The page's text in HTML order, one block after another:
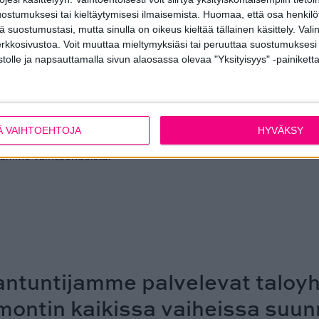
tai kieltäytymisesi ilmaisemista.
Huomaa, että osa
suostumustasi, mutta sinulla on oikeus kieltää tällainen käsittely.
Voit muuttaa mieltymyksiäsi tai peruuttaa
ja napsauttamalla sivun alaosassa olevaa "Yksityisyys" -painiketta.
VAIHTOEHTOJA HYVÄKSY
muiden yhteisten tilojen
kuuluvan Metallityö Välimäen käsialaa ja valmistetaan
rappukäytävän ikkunat ja savunpoistoikkunat ovat
vaihtoehdoista.
palvelevat
kaikissa vaiheissa